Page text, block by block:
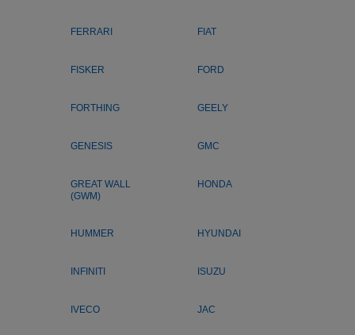
FERRARI FIAT
FISKER FORD
FORTHING GEELY
GENESIS GMC
GREAT WALL
(GWM)
HONDA
HUMMER HYUNDAI
INFINITI ISUZU
IVECO JAC